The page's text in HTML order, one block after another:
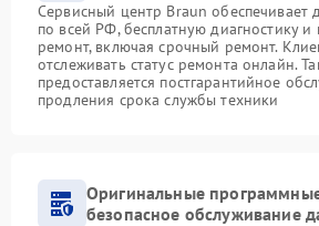
Сервисный центр Braun обеспечивает
по всей РФ, бесплатную диагностику и
ремонт, включая срочный ремонт.
отслеживать статус ремонта онлайн.
предоставляется постгарантийное
продления срока службы техники
Оригинальные
безопасное обслуживание